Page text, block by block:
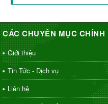
CÁC CHUYÊN MỤC CHÍNH
Giới thiệu
Tin Tức - Dịch vụ
Liên hệ